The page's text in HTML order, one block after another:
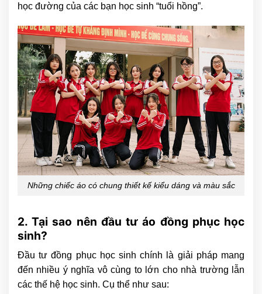
học đường của các bạn học sinh “tuổi hồng”.
Những chiếc áo có chung thiết kế kiểu dáng và màu sắc
2. Tại sao nên đầu tư áo đồng phục học
sinh?
Đầu tư đồng phục học sinh chính là giải pháp mang
đến nhiều ý nghĩa vô cùng to lớn cho nhà trường lẫn
các thế hệ học sinh. Cụ thể như sau: